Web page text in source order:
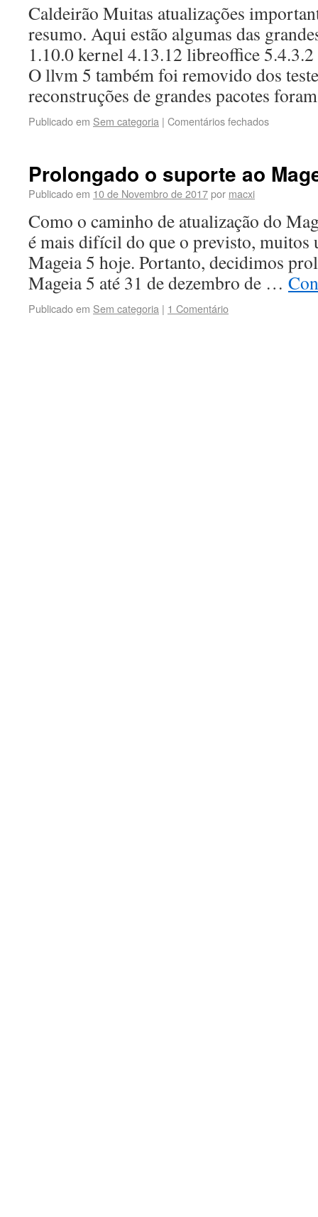
Caldeirão Muitas atualizações
resumo. Aqui estão algumas das
1.10.0 kernel 4.13.12 libreoffice
O llvm 5 também foi removido dos
reconstruções de grandes pacotes
Publicado em Sem categoria | Comentários fechados
Prolongado o suporte ao
Publicado em 10 de Novembro de 2017por macxi
Como o caminho de atualização do
é mais difícil do que o previsto, muitos
Mageia 5 hoje. Portanto, decidimos
Mageia 5 até 31 de dezembro de …
Publicado em Sem categoria | 1 Comentário